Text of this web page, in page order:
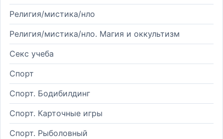
Религия/мистика/нло
Религия/мистика/нло. Магия и оккультизм
Секс учеба
Спорт
Спорт. Бодибилдинг
Спорт. Карточные игры
Спорт. Рыболовный